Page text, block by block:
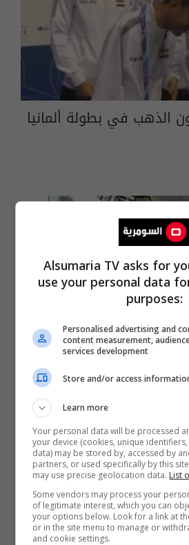
الذهب في بطولة ألمانيا
للمشاركة في
Alsumaria TV asks for
use your personal data
purposes:
Personalised advertising and
content measurement,
services development
Store and/or access
Learn more
Your personal data will be processed
your device (cookies, unique
data) may be stored by, accessed by
partners, or used specifically by this
may use precise geolocation data. List
Some vendors may process your
of legitimate interest, which you can
your options below. Look for a link at
or in the site menu to manage or
and cookie settings.